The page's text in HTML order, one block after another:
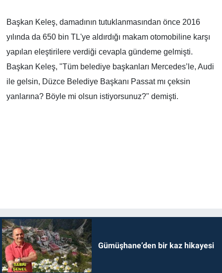
Başkan Keleş, damadının tutuklanmasından önce 2016
yılında da 650 bin TL'ye aldırdığı makam otomobiline karşı
yapılan eleştirilere verdiği cevapla gündeme gelmişti.
Başkan Keleş, "Tüm belediye başkanları Mercedes’le, Audi
ile gelsin, Düzce Belediye Başkanı Passat mı çeksin
yanlarına? Böyle mi olsun istiyorsunuz?" demişti.
Gümüşhane’den bir kaz hikayesi